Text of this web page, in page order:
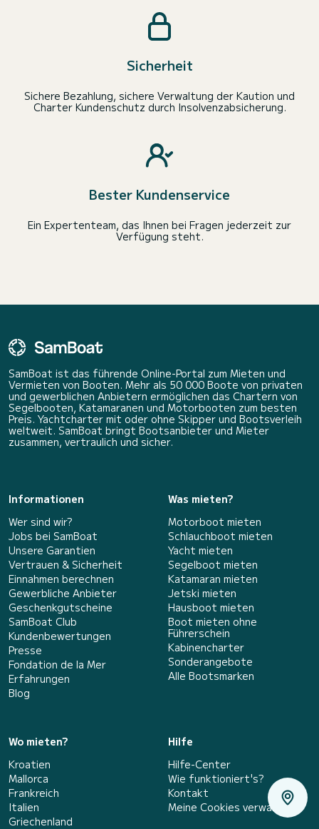
Sicherheit
Sichere Bezahlung, sichere Verwaltung der Kaution und
Charter Kundenschutz durch Insolvenzabsicherung.
Bester Kundenservice
Ein Expertenteam, das Ihnen bei Fragen jederzeit zur
Verfügung steht.
SamBoat ist das führende Online-Portal zum Mieten und
Vermieten von Booten. Mehr als 50 000 Boote von privaten
und gewerblichen Anbietern ermöglichen das Chartern von
Segelbooten, Katamaranen und Motorbooten zum besten
Preis. Yachtcharter mit oder ohne Skipper und Bootsverleih
weltweit. SamBoat bringt Bootsanbieter und Mieter
zusammen, vertraulich und sicher.
Informationen
Wer sind wir?
Jobs bei SamBoat
Unsere Garantien
Vertrauen & Sicherheit
Einnahmen berechnen
Gewerbliche Anbieter
Geschenkgutscheine
SamBoat Club
Kundenbewertungen
Presse
Fondation de la Mer
Erfahrungen
Blog
Was mieten?
Motorboot mieten
Schlauchboot mieten
Yacht mieten
Segelboot mieten
Katamaran mieten
Jetski mieten
Hausboot mieten
Boot mieten ohne
Führerschein
Kabinencharter
Sonderangebote
Alle Bootsmarken
Wo mieten?
Kroatien
Mallorca
Frankreich
Italien
Griechenland
Hilfe
Hilfe-Center
Wie funktioniert's?
Kontakt
Meine Cookies verwalten